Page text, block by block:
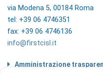
via Modena 5, 00184 Roma
tel: +39 06 4746351
fax: +39 06 4746136
info@firstcisl.it
Amministrazione